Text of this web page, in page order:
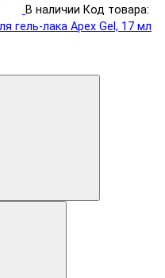
В наличии Код товара:
гель-лака Apex Gel, 17 мл